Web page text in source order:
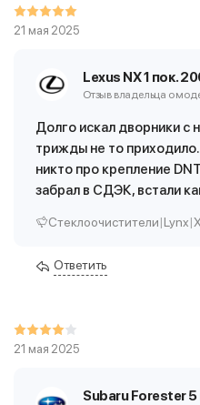
21 мая 2025
Lexus NX 1 пок.
Отзыв владельца о
Долго искал дворники с
трижды не то
никто про крепление
забрал в СДЭК, встали
Стеклоочистители|Lynx|
Ответить
21 мая 2025
Subaru Forester 5